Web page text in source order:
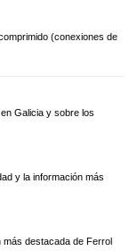
(conexiones de
Galicia y sobre los
y la información más
más destacada de Ferrol